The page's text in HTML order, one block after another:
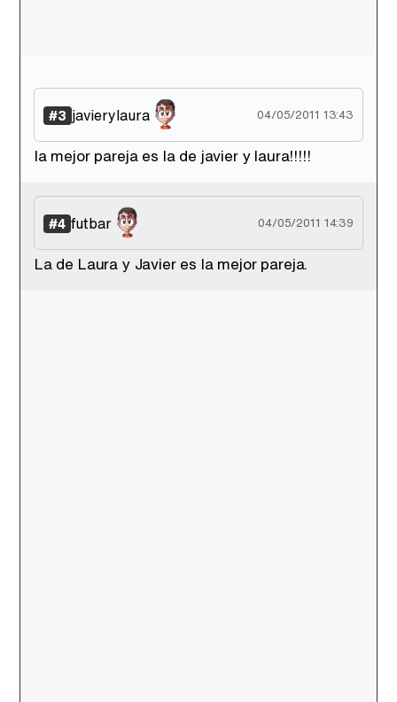
#3 javierylaura 04/05/2011 13:43
la mejor pareja es la de javier y laura!!!!!
#4 futbar 04/05/2011 14:39
La de Laura y Javier es la mejor pareja.